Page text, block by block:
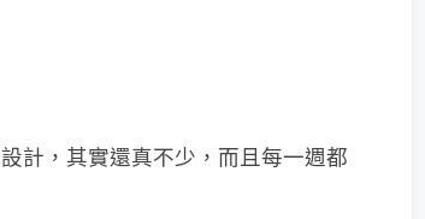
計，其實還真不少，而且每一週都